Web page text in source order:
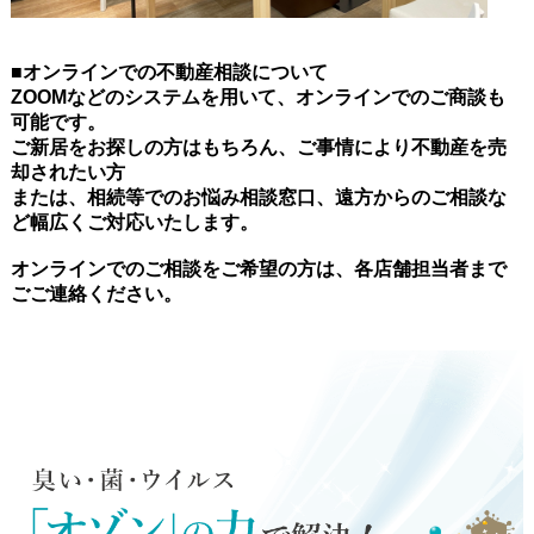
■オンラインでの不動産相談について
ZOOMなどのシステムを用いて、オンラインでのご商談も
可能です。
ご新居をお探しの方はもちろん、ご事情により不動産を売
却されたい方
または、相続等でのお悩み相談窓口、遠方からのご相談な
ど幅広くご対応いたします。
オンラインでのご相談をご希望の方は、各店舗担当者まで
ごご連絡ください。